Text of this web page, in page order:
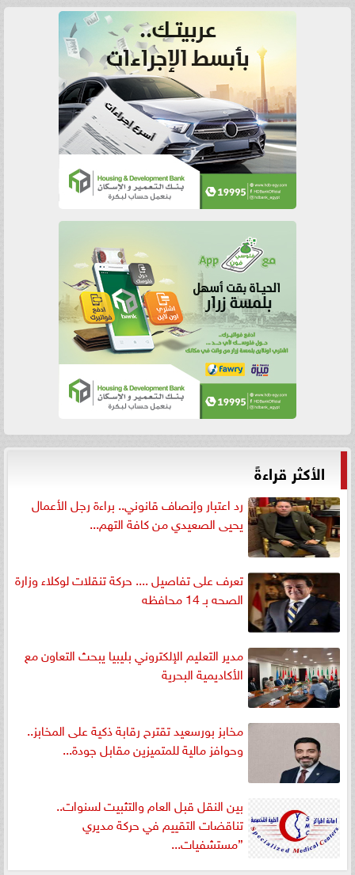
الأكثر قراءةً
رد اعتبار وإنصاف قانوني.. براءة رجل الأعمال
يحيى الصعيدي من كافة التهم...
تعرف على تفاصيل .... حركة تنقلات لوكلاء وزارة
الصحه بـ 14 محافظه
مدير التعليم الإلكتروني بليبيا يبحث التعاون مع
الأكاديمية البحرية
مخابز بورسعيد تقترح رقابة ذكية على المخابز..
وحوافز مالية للمتميزين مقابل جودة...
بين النقل قبل العام والتثبيت لسنوات..
تناقضات التقييم في حركة مديري
”مستشفيات...